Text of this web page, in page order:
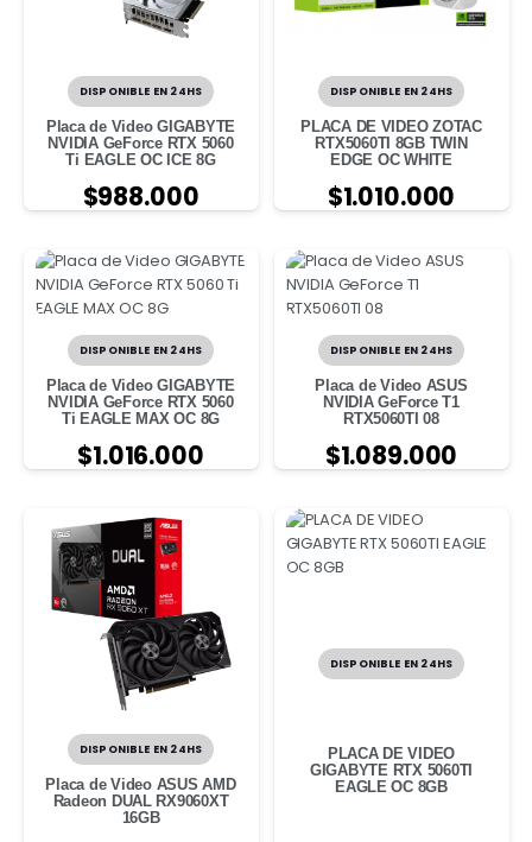
DISPONIBLE EN 24HS
Placa de Video GIGABYTE
NVIDIA GeForce RTX 5060
Ti EAGLE OC ICE 8G
$988.000
DISPONIBLE EN 24HS
PLACA DE VIDEO ZOTAC
RTX5060TI 8GB TWIN
EDGE OC WHITE
$1.010.000
DISPONIBLE EN 24HS
Placa de Video GIGABYTE
NVIDIA GeForce RTX 5060
Ti EAGLE MAX OC 8G
$1.016.000
DISPONIBLE EN 24HS
Placa de Video ASUS
NVIDIA GeForce T1
RTX5060TI 08
$1.089.000
DISPONIBLE EN 24HS
Placa de Video ASUS AMD
Radeon DUAL RX9060XT
16GB
DISPONIBLE EN 24HS
PLACA DE VIDEO
GIGABYTE RTX 5060TI
EAGLE OC 8GB